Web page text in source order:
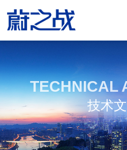
TECHNICAL
技术